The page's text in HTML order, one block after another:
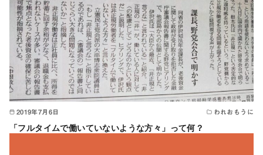
2019年7月6日 われおもうに
「フルタイムで働いていないような方々」って何？